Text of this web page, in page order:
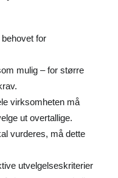
for
mulig – for større
virksomheten må
ut overtallige.
vurderes, må dette
utvelgelseskriterier